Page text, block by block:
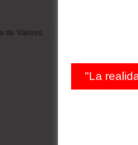
de Valores
"La